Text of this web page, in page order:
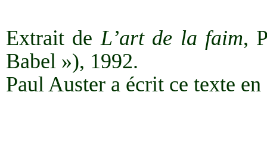
Extrait deL’art de la faim,
Babel »), 1992.
Paul Auster a écrit ce texte